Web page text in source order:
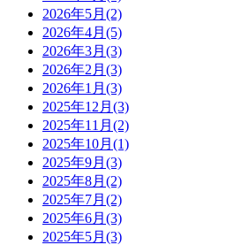
2026年5月(2)
2026年4月(5)
2026年3月(3)
2026年2月(3)
2026年1月(3)
2025年12月(3)
2025年11月(2)
2025年10月(1)
2025年9月(3)
2025年8月(2)
2025年7月(2)
2025年6月(3)
2025年5月(3)